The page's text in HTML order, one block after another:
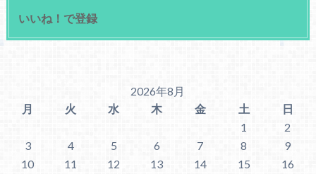
いいね！で登録
2026年8月
月
火 水 木 金 土
日
1
2
3
4 5 6 7 8
9
10
11 12 13 14 15
16